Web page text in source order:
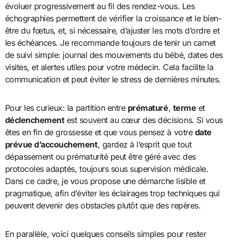
évoluer progressivement au fil des rendez-vous. Les
échographies permettent de vérifier la croissance et le bien-
être du fœtus, et, si nécessaire, d’ajuster les mots d’ordre et
les échéances. Je recommande toujours de tenir un carnet
de suivi simple: journal des mouvements du bébé, dates des
visites, et alertes utiles pour votre médecin. Cela facilite la
communication et peut éviter le stress de dernières minutes.
Pour les curieux: la partition entre prématuré, terme et
déclenchementest souvent au cœur des décisions. Si vous
êtes en fin de grossesse et que vous pensez à votre date
prévue d’accouchement, gardez à l’esprit que tout
dépassement ou prématurité peut être géré avec des
protocoles adaptés, toujours sous supervision médicale.
Dans ce cadre, je vous propose une démarche lisible et
pragmatique, afin d’éviter les éclairages trop techniques qui
peuvent devenir des obstacles plutôt que des repères.
En parallèle, voici quelques conseils simples pour rester